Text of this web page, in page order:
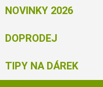
NOVINKY 2026
DOPRODEJ
TIPY NA DÁREK